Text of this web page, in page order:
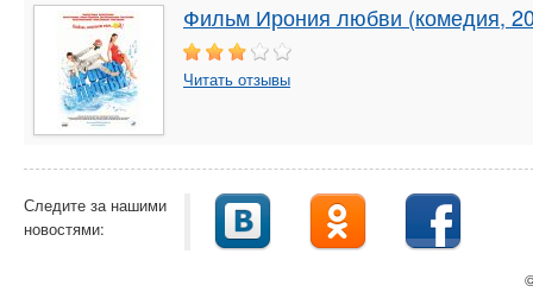
Фильм Ирония любви (комедия,
Читать отзывы
Следите за нашими
новостями: